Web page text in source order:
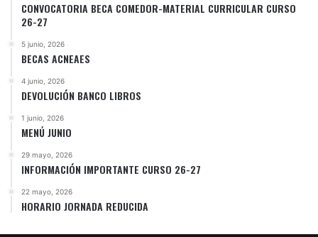
CONVOCATORIA BECA COMEDOR-MATERIAL CURRICULAR CURSO
26-27
5 junio, 2026
BECAS ACNEAES
4 junio, 2026
DEVOLUCIÓN BANCO LIBROS
1 junio, 2026
MENÚ JUNIO
29 mayo, 2026
INFORMACIÓN IMPORTANTE CURSO 26-27
22 mayo, 2026
HORARIO JORNADA REDUCIDA